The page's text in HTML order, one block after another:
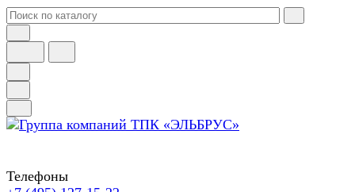
Телефоны